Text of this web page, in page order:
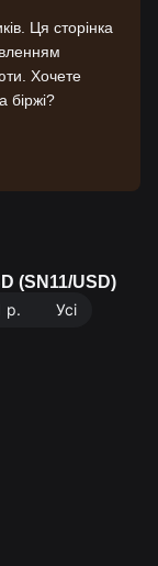
Ця сторінка
Хочете
біржі?
(SN11/USD)
р. Усі